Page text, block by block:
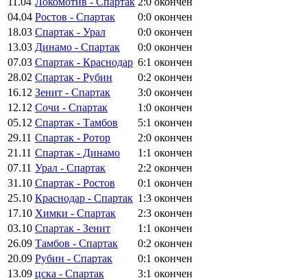
04.04 Ростов - Спартак 0:0 окончен
18.03 Спартак - Урал 0:0 окончен
13.03 Динамо - Спартак 0:0 окончен
07.03 Спартак - Краснодар 6:1 окончен
28.02 Спартак - Рубин 0:2 окончен
16.12 Зенит - Спартак 3:0 окончен
12.12 Сочи - Спартак 1:0 окончен
05.12 Спартак - Тамбов 5:1 окончен
29.11 Спартак - Ротор 2:0 окончен
21.11 Спартак - Динамо 1:1 окончен
07.11 Урал - Спартак 2:2 окончен
31.10 Спартак - Ростов 0:1 окончен
25.10 Краснодар - Спартак 1:3 окончен
17.10 Химки - Спартак 2:3 окончен
03.10 Спартак - Зенит 1:1 окончен
26.09 Тамбов - Спартак 0:2 окончен
20.09 Рубин - Спартак 0:1 окончен
13.09 цска - Спартак 3:1 окончен